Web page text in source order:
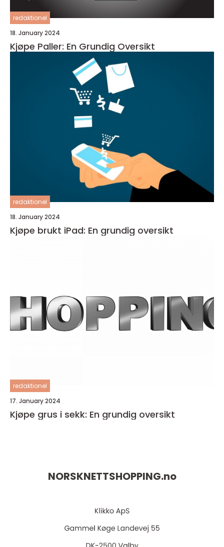
redaktionel
18. January 2024
Kjøpe Paller: En Grundig Oversikt
redaktionel
18. January 2024
Kjøpe brukt iPad: En grundig oversikt
redaktionel
17. January 2024
Kjøpe grus i sekk: En grundig oversikt
NORSKNETTSHOPPING.no